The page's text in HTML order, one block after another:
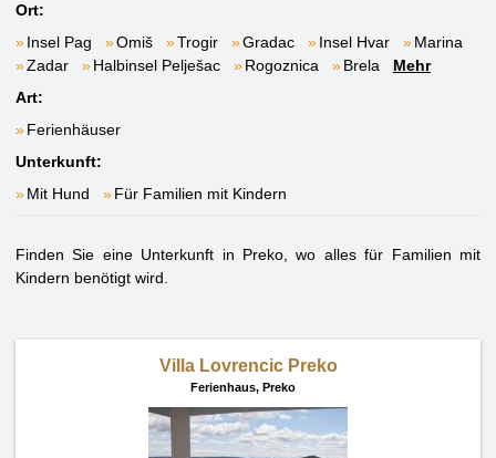
Ort:
Insel Pag
Omiš Trogir Gradac Insel Hvar
Marina
Zadar
Halbinsel Pelješac Rogoznica Brela
Mehr
Art:
Ferienhäuser
Unterkunft:
Mit Hund
Für Familien mit Kindern
Finden Sie eine Unterkunft in Preko, wo alles für Familien mit
Kindern benötigt wird.
Villa Lovrencic Preko
Ferienhaus, Preko